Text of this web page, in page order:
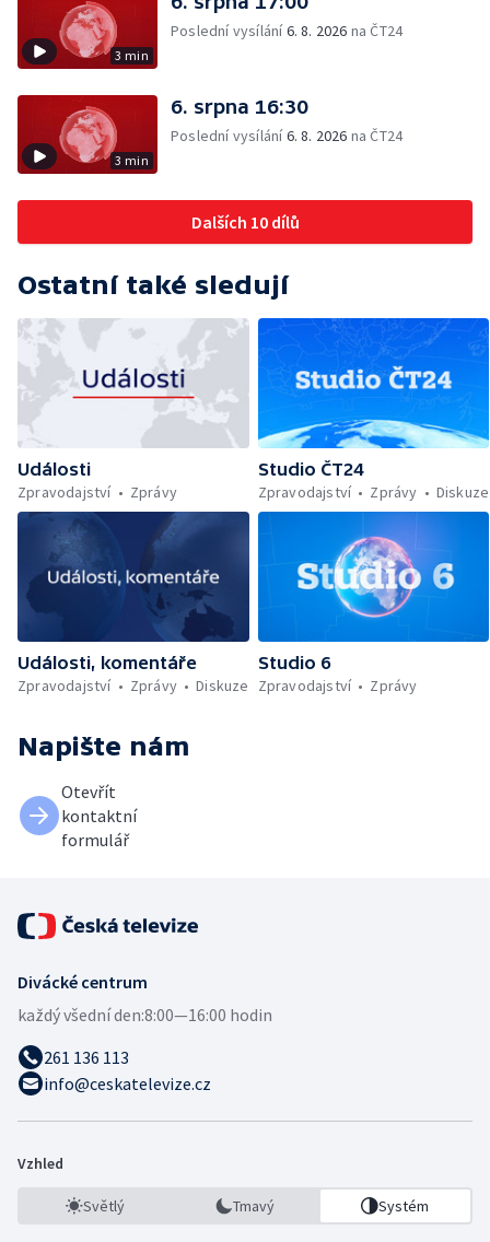
3 min
Poslední vysílání6. 8. 2026 na ČT24
3 min
6. srpna 16:30
Poslední vysílání6. 8. 2026 na ČT24
Dalších 10 dílů
Ostatní také sledují
Události
Zpravodajství
Zprávy
Studio ČT24
Zpravodajství
Zprávy Diskuze
Události, komentáře
Zpravodajství
Zprávy Diskuze
Studio 6
Zpravodajství
Zprávy
Napište nám
Otevřít
kontaktní
formulář
Divácké centrum
každý všední den:8:00—16:00 hodin
261 136 113
info@ceskatelevize.cz
Vzhled
Světlý Tmavý Systém